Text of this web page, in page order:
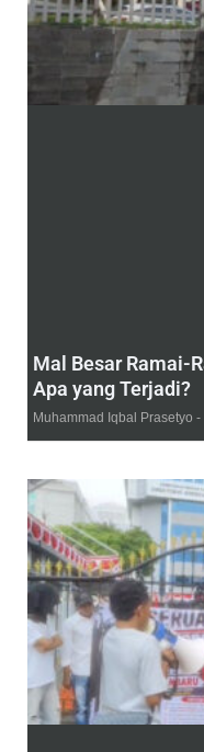
Mal Besar Ramai-
Apa yang Terjadi?
Muhammad Iqbal Prasetyo